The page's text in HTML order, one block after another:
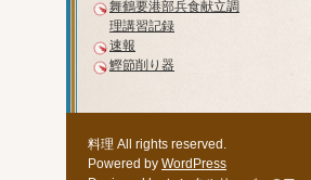
舞鶴要港部兵食献立調
理講習記録
速報
鰹節削り器
料理 All rights reserved.
Powered by WordPress